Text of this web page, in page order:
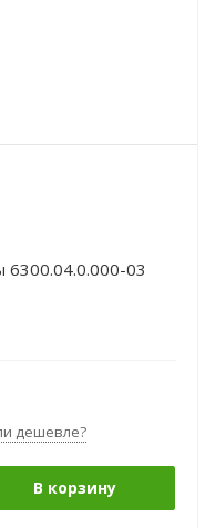
6300.04.0.000-03
дешевле?
В корзину